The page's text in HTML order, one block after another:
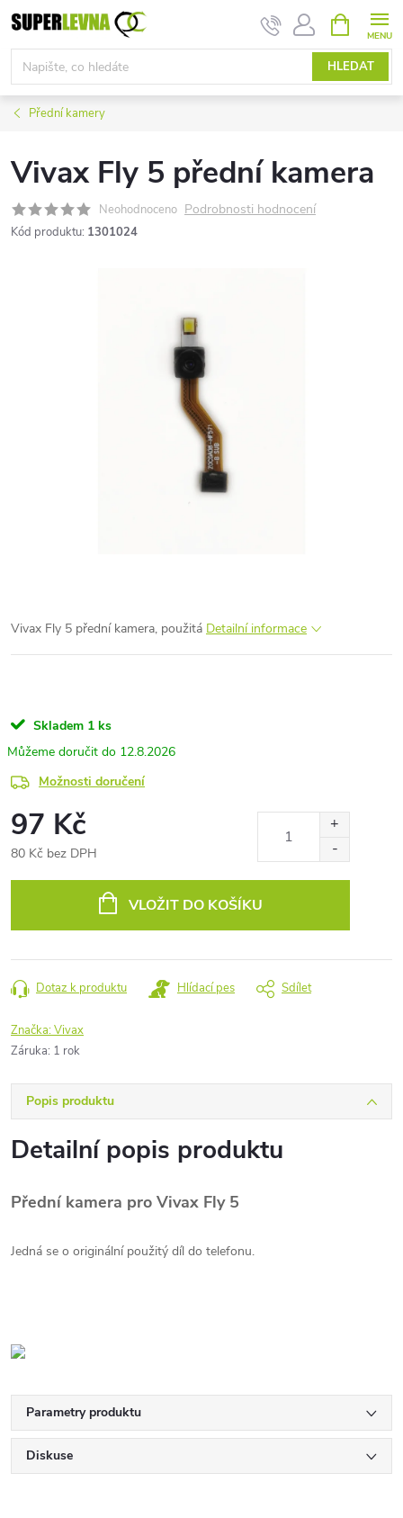
Přejít
na
obsah
HLEDAT
NÁKUPNÍ
KOŠÍK
Přední kamery
Vivax Fly 5 přední kamera
Neohodnoceno Podrobnosti hodnocení
Kód produktu: 1301024
Vivax Fly 5 přední kamera, použitá Detailní informace
Skladem 1 ks
12.8.2026
Možnosti doručení
97 Kč
80 Kč bez DPH
VLOŽIT DO KOŠÍKU
Dotaz k produktu Hlídací pes Sdílet
Značka:Vivax
Záruka: 1 rok
Popis produktu
Detailní popis produktu
Přední kamera pro Vivax Fly 5
Jedná se o originální použitý díl do telefonu.
Parametry produktu
Diskuse